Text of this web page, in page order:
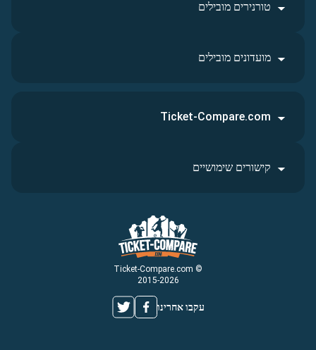
טורנירים מובילים
מועדונים מובילים
© Ticket-Compare.com
2015-2026
עקבו אחרינו
Ticket-Compare.com
קישורים שימושיים